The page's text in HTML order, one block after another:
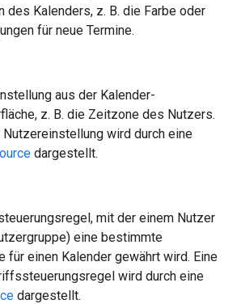
des Kalenders, z. B. die Farbe oder
für neue Termine.
aus der Kalender-
z. B. die Zeitzone des Nutzers.
Nutzereinstellung wird durch eine
dargestellt.
mit der einem Nutzer
eine bestimmte
für einen Kalender gewährt wird. Eine
wird durch eine
dargestellt.